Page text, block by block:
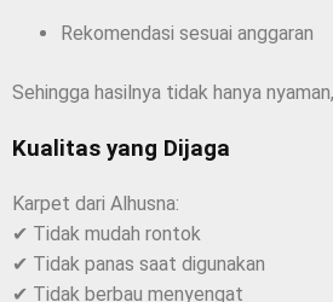
Rekomendasi sesuai anggaran
Sehingga hasilnya tidak hanya
Kualitas yang Dijaga
Karpet dari Alhusna:
✔ Tidak mudah rontok
✔ Tidak panas saat digunakan
✔ Tidak berbau menyengat